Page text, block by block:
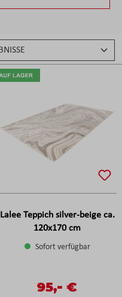
Lalee Teppich silver-beige ca.
120x170 cm
Sofort verfügbar
Regulärer Preis:
Verkaufspreis:
95,- €